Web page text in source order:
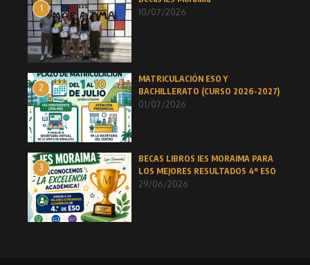
1 10/07/2026
2
MATRICULACIÓN ESO Y
BACHILLERATO (CURSO 2026-2027)
01/07/2026
3
BECAS LIBROS IES MORAIMA PARA
LOS MEJORES RESULTADOS 4º ESO
29/06/2026